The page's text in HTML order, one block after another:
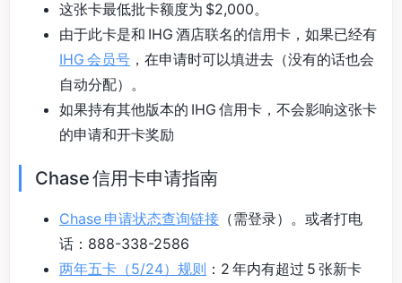
这张卡最低批卡额度为 $2,000。
由于此卡是和 IHG 酒店联名的信用卡，如果已经有
IHG 会员号 ，在申请时可以填进去（没有的话也会
自动分配）。
如果持有其他版本的 IHG 信用卡，不会影响这张卡
的申请和开卡奖励
Chase 信用卡申请指南
Chase 申请状态查询链接 （需登录）。或者打电
话：888-338-2586
两年五卡（5/24）规则 ：2 年内有超过 5 张新卡